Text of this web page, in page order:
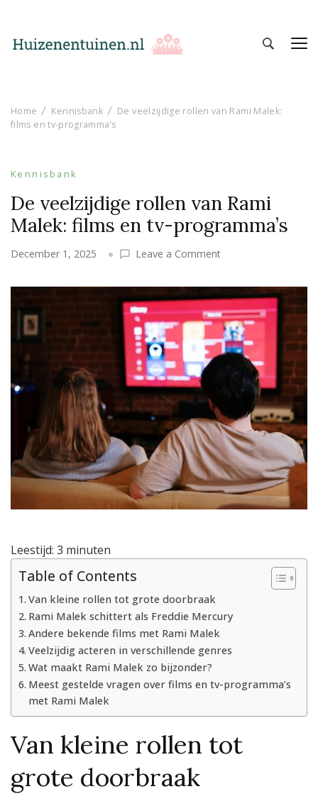
Home Kennisbank
De veelzijdige rollen van Rami Malek:
films en tv-programma’s
Kennisbank
De veelzijdige rollen van Rami
Malek: films en tv-programma’s
December 1, 2025 Leave a Commenton
veelzijdige
rollen
van
Rami
Malek:
tv-
programma’s
Leestijd: 3 minuten
Table of Contents
Van kleine rollen tot grote doorbraak
Rami Malek schittert als Freddie Mercury
Andere bekende films met Rami Malek
Veelzijdig acteren in verschillende genres
Wat maakt Rami Malek zo bijzonder?
Meest gestelde vragen over films en tv-programma’s
met Rami Malek
Van kleine rollen tot
grote doorbraak